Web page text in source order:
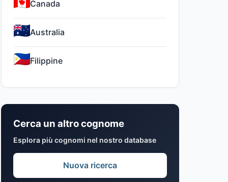
Canada
Australia
Filippine
Cerca un altro cognome
Esplora più cognomi nel nostro database
Nuova ricerca